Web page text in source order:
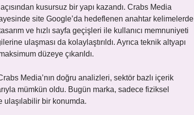
kusursuz bir yapı kazandı. Crabs Media
site Google’da hedeflenen anahtar kelimelerde
ve hızlı sayfa geçişleri ile kullanıcı memnuniyeti
ulaşması da kolaylaştırıldı. Ayrıca teknik altyapı
düzeye çıkarıldı.
Media’nın doğru analizleri, sektör bazlı içerik
mümkün oldu. Bugün marka, sadece fiziksel
bir konumda.